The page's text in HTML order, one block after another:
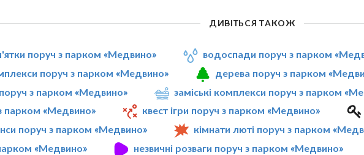
ДИВІТЬСЯ ТАКОЖ
поруч з парком «Медвино»
водоспади поруч з парком
поруч з парком «Медвино»
дерева поруч з парком
поруч з парком «Медвино»
заміські комплекси поруч з парком
парком «Медвино»
квест ігри поруч з парком «Медвино»
поруч з парком «Медвино»
кімнати люті поруч з парком
«Медвино»
незвичні розваги поруч з парком «Медвино»